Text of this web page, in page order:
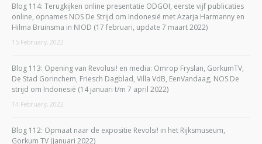
Blog 114: Terugkijken online presentatie ODGOI, eerste vijf publicaties
online, opnames NOS De Strijd om Indonesië met Azarja Harmanny en
Hilma Bruinsma in NIOD (17 februari, update 7 maart 2022)
15 February, 2022
Blog 113: Opening van Revolusi! en media: Omrop Fryslan, GorkumTV,
De Stad Gorinchem, Friesch Dagblad, Villa VdB, EenVandaag, NOS De
strijd om Indonesië (14 januari t/m 7 april 2022)
14 February, 2022
Blog 112: Opmaat naar de expositie Revolsi! in het Rijksmuseum,
Gorkum TV (januari 2022)